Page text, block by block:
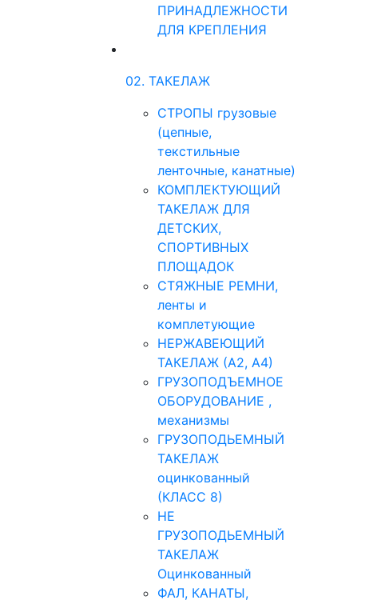
ПРИНАДЛЕЖНОСТИ
ДЛЯ КРЕПЛЕНИЯ
02. ТАКЕЛАЖ
СТРОПЫ грузовые
(цепные,
текстильные
ленточные, канатные)
КОМПЛЕКТУЮЩИЙ
ТАКЕЛАЖ ДЛЯ
ДЕТСКИХ,
СПОРТИВНЫХ
ПЛОЩАДОК
СТЯЖНЫЕ РЕМНИ,
ленты и
комплетующие
НЕРЖАВЕЮЩИЙ
ТАКЕЛАЖ (А2, А4)
ГРУЗОПОДЪЕМНОЕ
ОБОРУДОВАНИЕ ,
механизмы
ГРУЗОПОДЬЕМНЫЙ
ТАКЕЛАЖ
оцинкованный
(КЛАСС 8)
НЕ
ГРУЗОПОДЬЕМНЫЙ
ТАКЕЛАЖ
Оцинкованный
ФАЛ, КАНАТЫ,